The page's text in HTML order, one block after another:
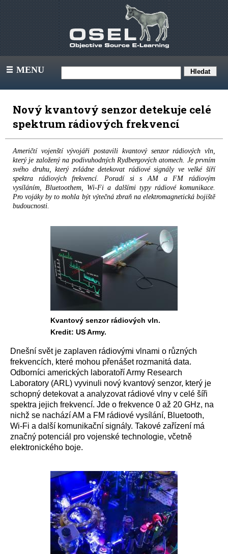
III MENU
Nový kvantový senzor detekuje celé
spektrum rádiových frekvencí
Američtí vojenští vývojáři postavili kvantový senzor rádiových vln,
který je založený na podivuhodných Rydbergových atomech. Je prvním
svého druhu, který zvládne detekovat rádiové signály ve velké šíří
spektra rádiových frekvencí. Poradí si s AM a FM rádiovým
vysíláním, Bluetoothem, Wi-Fi a dalšími typy rádiové komunikace.
Pro vojáky by to mohla být výtečná zbraň na elektromagnetická bojiště
budoucnosti.
Kvantový senzor rádiových vln.
Kredit: US Army.
Dnešní svět je zaplaven rádiovými vlnami o různých
frekvencích, které mohou přenášet rozmanitá data.
Odborníci amerických laboratoří Army Research
Laboratory (ARL) vyvinuli nový kvantový senzor, který je
schopný detekovat a analyzovat rádiové vlny v celé šíři
spektra jejich frekvencí. Jde o frekvence 0 až 20 GHz, na
nichž se nachází AM a FM rádiové vysílání, Bluetooth,
Wi-Fi a další komunikační signály. Takové zařízení má
značný potenciál pro vojenské technologie, včetně
elektronického boje.